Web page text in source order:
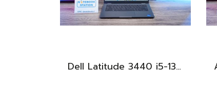
Dell Latitude 3440 i5-1335U Ram8 SSD512 จอ14นิ้ว สเปคดี คีย์บอร์ดไฟ เครื่องประมวลผลไวพร้อมใช้งาน เพียง 13,990.-